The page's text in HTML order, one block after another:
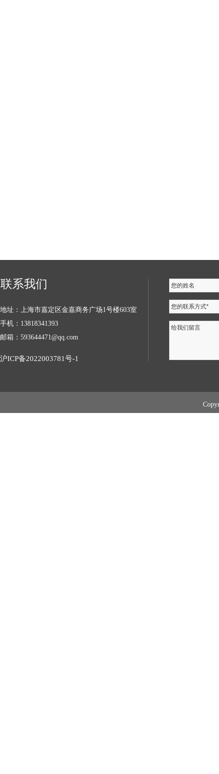
沪ICP备2022003781号-1
您的姓名
您的联系方式*
给我们留言
联系我们
地址：上海市嘉定区金嘉商务广场1号楼603室
手机：13818341393
邮箱：593644471@qq.com